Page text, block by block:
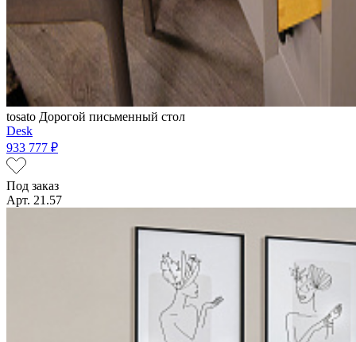
tosato Дорогой письменный стол
Desk
933 777 ₽
Под заказ
Арт. 21.57